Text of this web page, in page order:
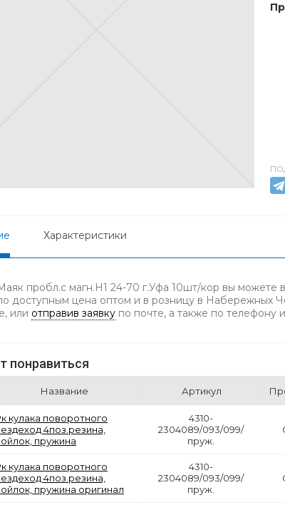
Характеристики
пробл.с магн.H1 24-70 г.Уфа 10шт/кор вы можете
доступным цена оптом и в розницу в Набережных
или отправив заявку по почте, а также по телефону
понравиться
Название Артикул
кулака поворотного
4поз.резина,
пружина
4310-
2304089/093/099/
пруж.
кулака поворотного
4поз.резина,
пружина оригинал
4310-
2304089/093/099/
пруж.